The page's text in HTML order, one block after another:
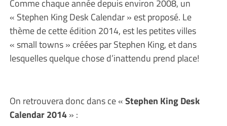
Comme chaque année depuis environ 2008, un
« Stephen King Desk Calendar » est proposé. Le
thème de cette édition 2014, est les petites villes
« small towns » créées par Stephen King, et dans
lesquelles quelque chose d’inattendu prend place!
On retrouvera donc dans ce «Stephen King Desk
Calendar 2014» :